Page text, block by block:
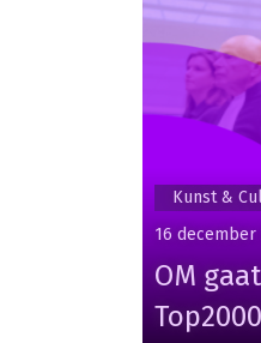
Kunst &
16 december
OM
Top2000